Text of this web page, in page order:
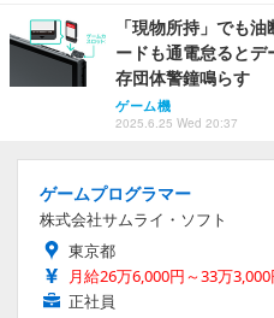
「現物所持」でも
ードも通電怠ると
存団体警鐘鳴らす
ゲーム機
2025.6.25 Wed 20:37
ゲームプログラマー
株式会社サムライ・ソフト
東京都
月給26万6,000円～33万3,000
正社員